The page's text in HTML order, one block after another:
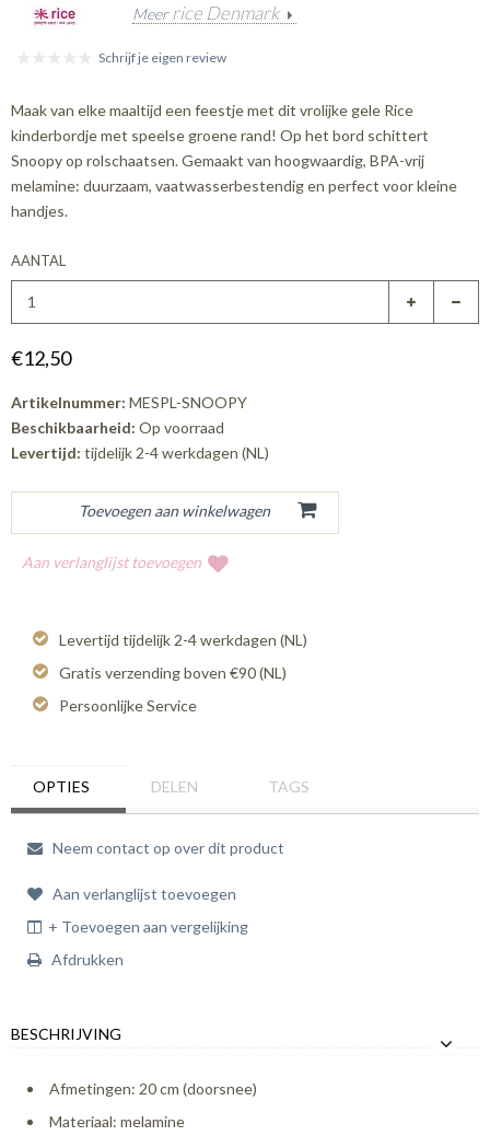
Meerrice Denmark
Schrijf je eigen review
Maak van elke maaltijd een feestje met dit vrolijke gele Rice
kinderbordje met speelse groene rand! Op het bord schittert
Snoopy op rolschaatsen. Gemaakt van hoogwaardig, BPA-vrij
melamine: duurzaam, vaatwasserbestendig en perfect voor kleine
handjes.
AANTAL
€12,50
Artikelnummer: MESPL-SNOOPY
Beschikbaarheid: Op voorraad
Levertijd: tijdelijk 2-4 werkdagen (NL)
Aan verlanglijst toevoegen
Levertijd tijdelijk 2-4 werkdagen (NL)
Gratis verzending boven €90 (NL)
Persoonlijke Service
OPTIES DELEN TAGS
Neem contact op over dit product
Aan verlanglijst toevoegen
+ Toevoegen aan vergelijking
Afdrukken
BESCHRIJVING
Afmetingen: 20 cm (doorsnee)
Materiaal: melamine